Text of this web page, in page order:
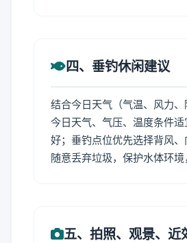
四、垂钓休闲建议
结合今日天气（气温、风力
今日天气、气压、温度条件
好；垂钓点位优先选择背风
随意丢弃垃圾，保护水体环境
五、拍照、观景、近